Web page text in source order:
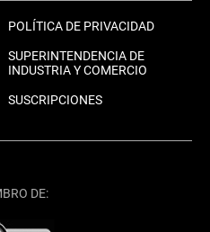
POLÍTICA DE PRIVACIDAD
SUPERINTENDENCIA DE
INDUSTRIA Y COMERCIO
SUSCRIPCIONES
DE: